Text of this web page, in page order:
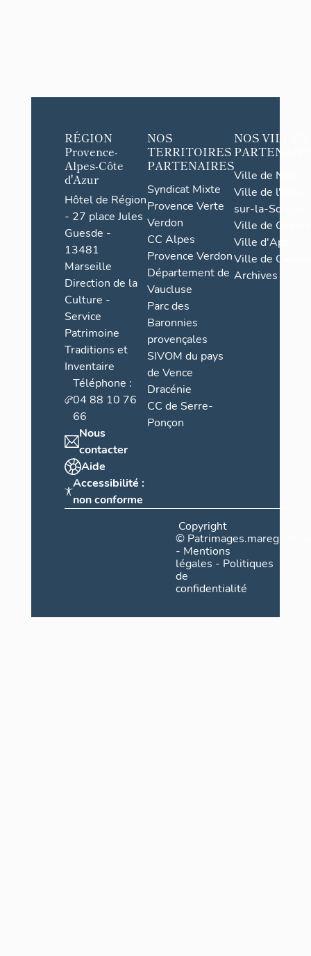
RÉGION
Provence-
Alpes-Côte
d'Azur
Hôtel de Région
- 27 place Jules
Guesde -
13481
Marseille
Direction de la
Culture -
Service
Patrimoine
Traditions et
Inventaire
Téléphone :
04 88 10 76
66
Nous
contacter
Aide
Accessibilité :
non conforme
NOS
TERRITOIRES
PARTENAIRES
Syndicat Mixte
Provence Verte
Verdon
CC Alpes
Provence Verdon
Département de
Vaucluse
Parc des
Baronnies
provençales
SIVOM du pays
de Vence
Dracénie
CC de Serre-
Ponçon
NOS VILLES
Ville de Nice
Ville de l'Isle-
sur-la-Sorgue
Ville de Grasse
Ville d'Apt
Ville de
Archives
Copyright
©
- Mentions
légales - Politiques
de
confidentialité